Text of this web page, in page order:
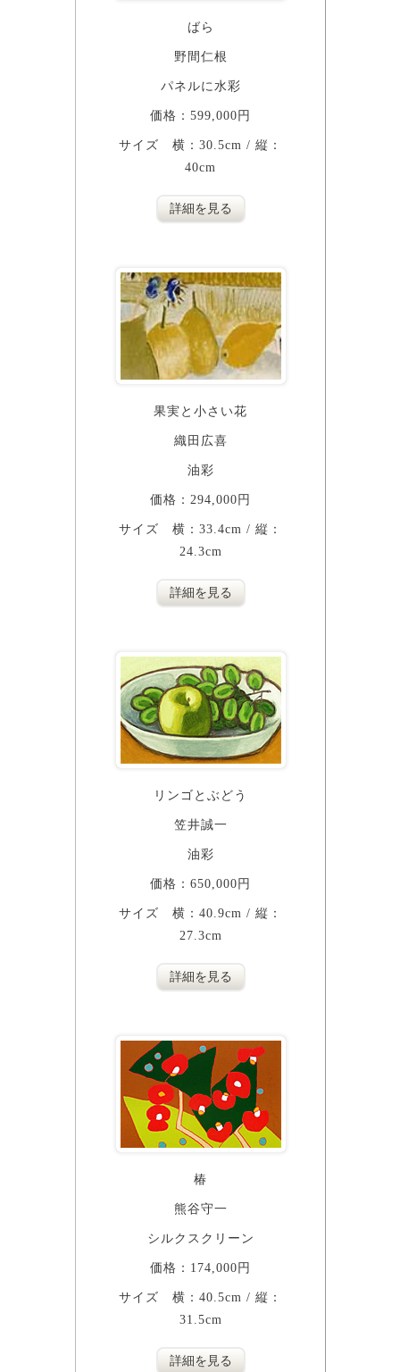
ばら
野間仁根
パネルに水彩
価格：599,000円
サイズ 横：30.5cm / 縦：
40cm
詳細を見る
果実と小さい花
織田広喜
油彩
価格：294,000円
サイズ 横：33.4cm / 縦：
24.3cm
詳細を見る
リンゴとぶどう
笠井誠一
油彩
価格：650,000円
サイズ 横：40.9cm / 縦：
27.3cm
詳細を見る
椿
熊谷守一
シルクスクリーン
価格：174,000円
サイズ 横：40.5cm / 縦：
31.5cm
詳細を見る